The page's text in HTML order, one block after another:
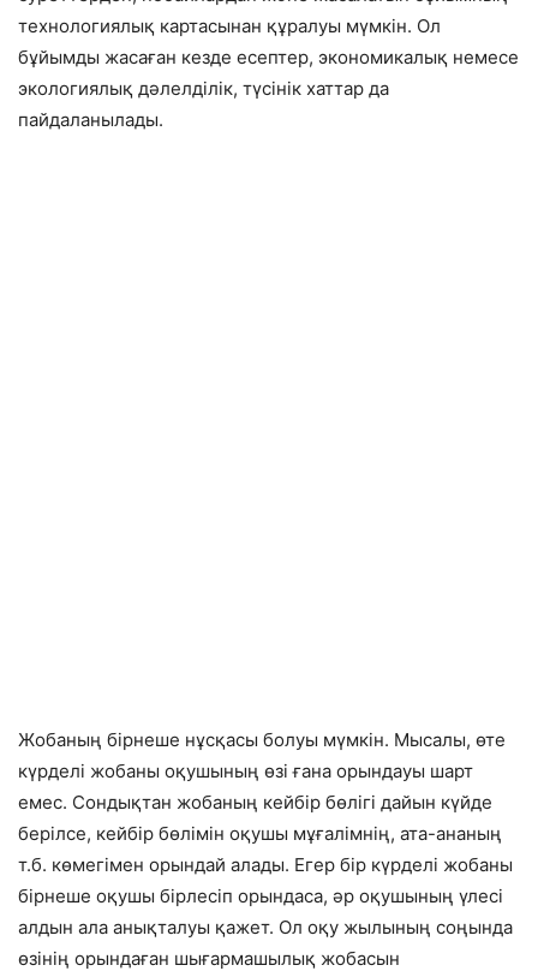
технологиялық картасынан құралуы мүмкін. Ол
бұйымды жасаған кезде есептер, экономикалық немесе
экологиялық дәлелділік, түсінік хаттар да
пайдаланылады.
Жобаның бірнеше нұсқасы болуы мүмкін. Мысалы, өте
күрделі жобаны оқушының өзі ғана орындауы шарт
емес. Сондықтан жобаның кейбір бөлігі дайын күйде
берілсе, кейбір бөлімін оқушы мұғалімнің, ата-ананың
т.б. көмегімен орындай алады. Егер бір күрделі жобаны
бірнеше оқушы бірлесіп орындаса, әр оқушының үлесі
алдын ала анықталуы қажет. Ол оқу жылының соңында
өзінің орындаған шығармашылық жобасын